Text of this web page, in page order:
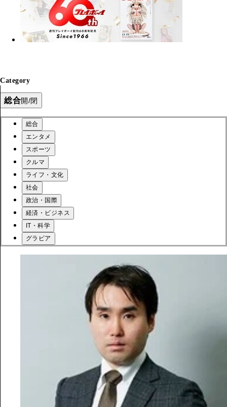
Category
総合開/閉
総合
エンタメ
スポーツ
クルマ
ライフ・文化
社会
政治・国際
経済・ビジネス
IT・科学
グラビア